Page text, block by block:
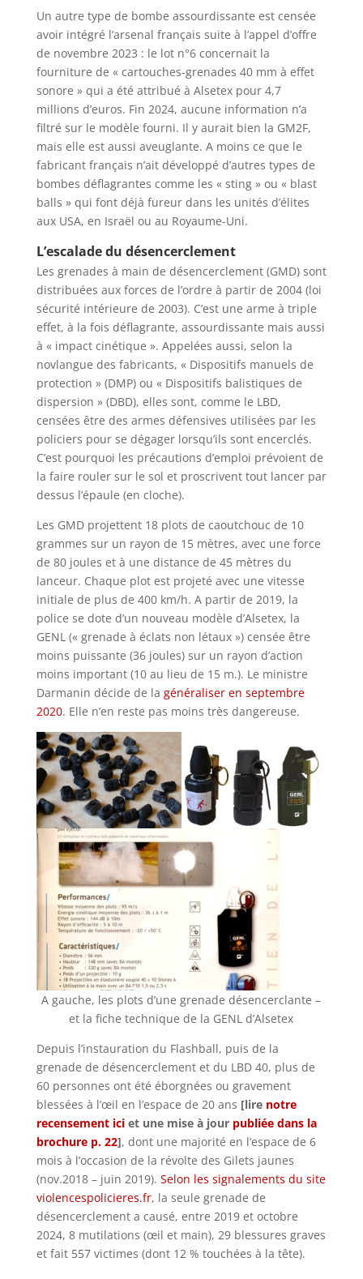
Un autre type de bombe assourdissante est censée
avoir intégré l’arsenal français suite à l’appel d’offre
de novembre 2023 : le lot n°6 concernait la
fourniture de « cartouches-grenades 40 mm à effet
sonore » qui a été attribué à Alsetex pour 4,7
millions d’euros. Fin 2024, aucune information n’a
filtré sur le modèle fourni. Il y aurait bien la GM2F,
mais elle est aussi aveuglante. A moins ce que le
fabricant français n’ait développé d’autres types de
bombes déflagrantes comme les « sting » ou « blast
balls » qui font déjà fureur dans les unités d’élites
aux USA, en Israël ou au Royaume-Uni.
L’escalade du désencerclement
Les grenades à main de désencerclement (GMD) sont
distribuées aux forces de l’ordre à partir de 2004 (loi
sécurité intérieure de 2003). C’est une arme à triple
effet, à la fois déflagrante, assourdissante mais aussi
à « impact cinétique ». Appelées aussi, selon la
novlangue des fabricants, « Dispositifs manuels de
protection » (DMP) ou « Dispositifs balistiques de
dispersion » (DBD), elles sont, comme le LBD,
censées être des armes défensives utilisées par les
policiers pour se dégager lorsqu’ils sont encerclés.
C’est pourquoi les précautions d’emploi prévoient de
la faire rouler sur le sol et proscrivent tout lancer par
dessus l’épaule (en cloche).
Les GMD projettent 18 plots de caoutchouc de 10
grammes sur un rayon de 15 mètres, avec une force
de 80 joules et à une distance de 45 mètres du
lanceur. Chaque plot est projeté avec une vitesse
initiale de plus de 400 km/h. A partir de 2019, la
police se dote d’un nouveau modèle d’Alsetex, la
GENL (« grenade à éclats non létaux ») censée être
moins puissante (36 joules) sur un rayon d’action
moins important (10 au lieu de 15 m.). Le ministre
Darmanin décide de la généraliser en septembre
2020. Elle n’en reste pas moins très dangereuse.
A gauche, les plots d’une grenade désencerclante –
et la fiche technique de la GENL d’Alsetex
Depuis l’instauration du Flashball, puis de la
grenade de désencerclement et du LBD 40, plus de
60 personnes ont été éborgnées ou gravement
blessées à l’œil en l’espace de 20 ans [lire notre
recensement iciet une mise à jour publiée dans la
brochure p. 22], dont une majorité en l’espace de 6
mois à l’occasion de la révolte des Gilets jaunes
(nov.2018 – juin 2019). Selon les signalements du site
violencespolicieres.fr, la seule grenade de
désencerclement a causé, entre 2019 et octobre
2024, 8 mutilations (œil et main), 29 blessures graves
et fait 557 victimes (dont 12 % touchées à la tête).